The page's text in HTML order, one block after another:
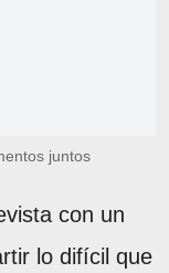
juntos
con un
lo difícil que